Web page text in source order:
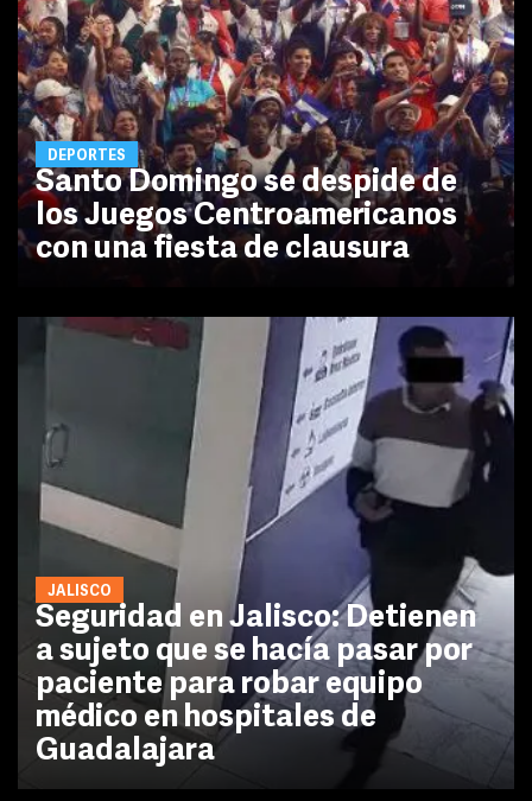
DEPORTES
Santo Domingo se despide de
los Juegos Centroamericanos
con una fiesta de clausura
JALISCO
Seguridad en Jalisco: Detienen
a sujeto que se hacía pasar por
paciente para robar equipo
médico en hospitales de
Guadalajara